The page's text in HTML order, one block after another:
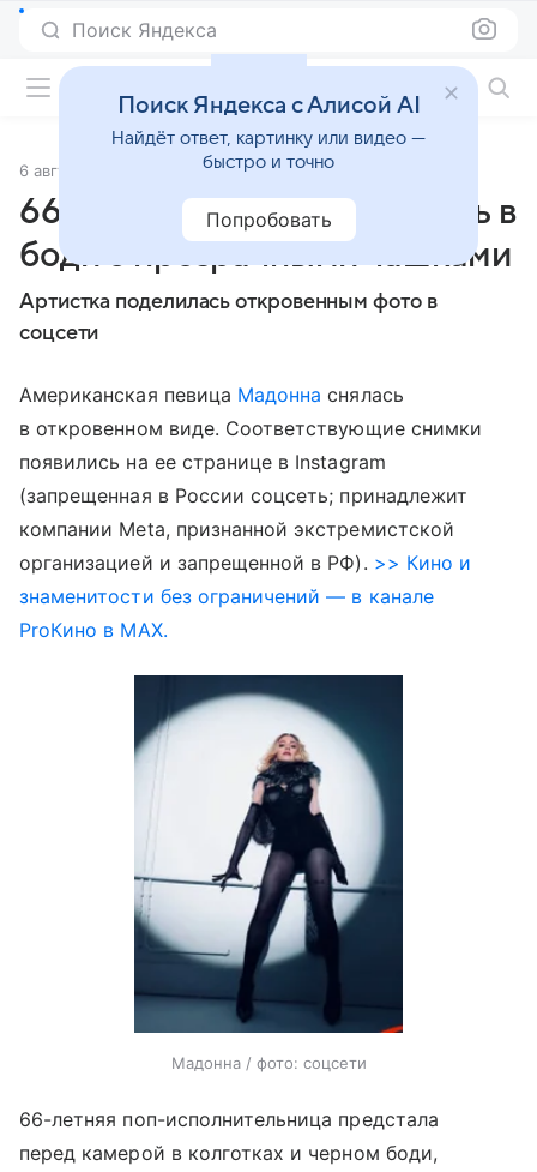
Поиск Яндекса
6 августа 2025 Источник:Lenta.Ru
66-летняя Мадонна снялась в
боди с прозрачными чашками
Артистка поделилась откровенным фото в
соцсети
Американская певица Мадонна снялась
в откровенном виде. Соответствующие снимки
появились на ее странице в Instagram
(запрещенная в России соцсеть; принадлежит
компании Meta, признанной экстремистской
организацией и запрещенной в РФ). >> Кино и
знаменитости без ограничений — в канале
ProКино в MAX.
Мадонна / фото: соцсети
66-летняя поп-исполнительница предстала
перед камерой в колготках и черном боди,
Поиск Яндекса с Алисой AI
Найдёт ответ, картинку или видео —
быстро и точно
Попробовать